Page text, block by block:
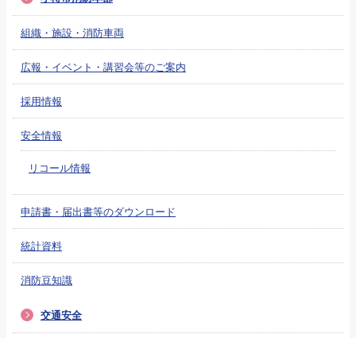
組織・施設・消防車両
広報・イベント・講習会等のご案内
採用情報
安全情報
リコール情報
申請書・届出書等のダウンロード
統計資料
消防豆知識
交通安全